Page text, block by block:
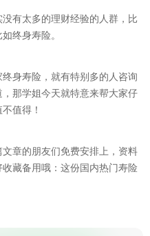
有太多的理财经验的人群，比
终身寿险。
身寿险，就有特别多的人咨询
那学姐今天就特意来帮大家仔
值得！
章的朋友们免费安排上，资料
藏备用哦：这份国内热门寿险